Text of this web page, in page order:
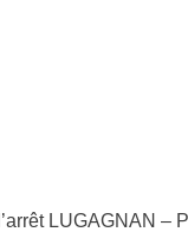
LUGAGNAN –